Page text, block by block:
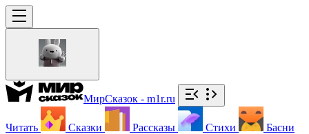
МирСказок - m1r.ru
Читать Сказки Рассказы Стихи Басни